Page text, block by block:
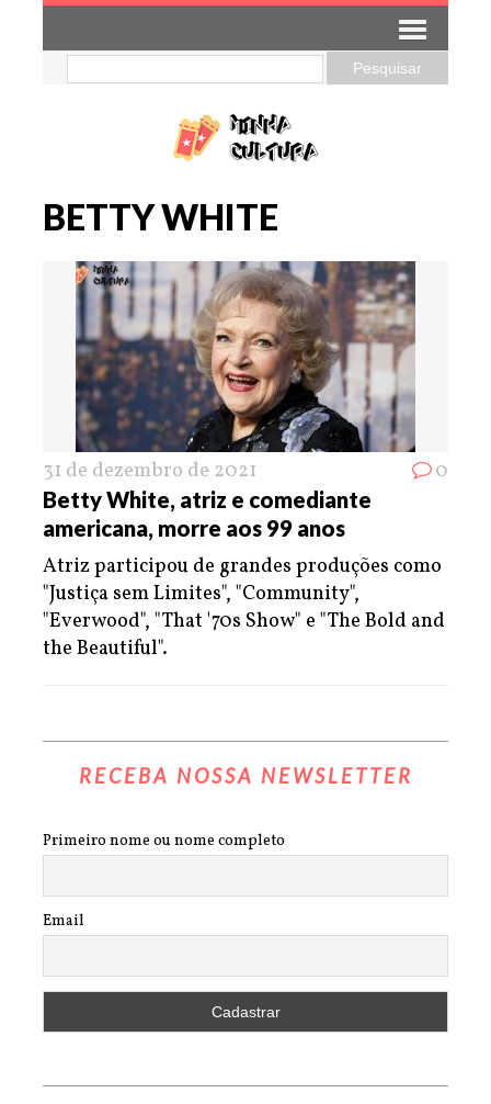
BETTY WHITE
31 de dezembro de 2021 0
Betty White, atriz e comediante
americana, morre aos 99 anos
Atriz participou de grandes produções como
"Justiça sem Limites", "Community",
"Everwood", "That '70s Show" e "The Bold and
the Beautiful".
RECEBA NOSSA NEWSLETTER
Primeiro nome ou nome completo
Email